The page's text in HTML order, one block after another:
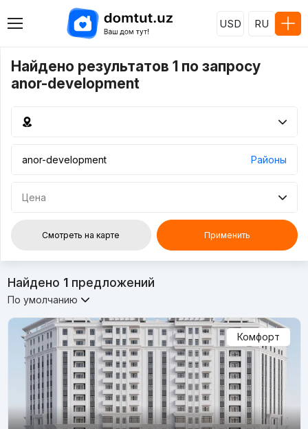
USD RU
Найдено результатов 1 по запросу
anor-development
Районы
Цена
Смотреть на карте Применить
Найдено 1предложений
По умолчанию
Комфорт